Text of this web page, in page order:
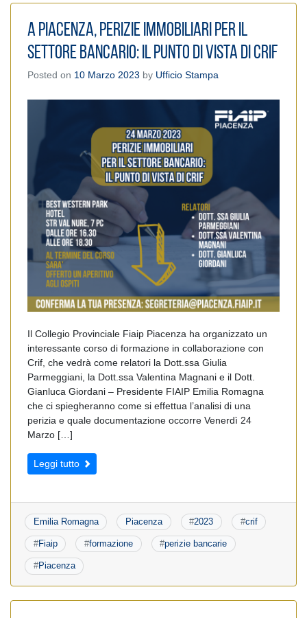
A Piacenza, perizie immobiliari per il
settore bancario: il punto di vista di Crif
Posted on 10 Marzo 2023 by Ufficio Stampa
Il Collegio Provinciale Fiaip Piacenza ha organizzato un
interessante corso di formazione in collaborazione con
Crif, che vedrà come relatori la Dott.ssa Giulia
Parmeggiani, la Dott.ssa Valentina Magnani e il Dott.
Gianluca Giordani – Presidente FIAIP Emilia Romagna
che ci spiegheranno come si effettua l’analisi di una
perizia e quale documentazione occorre Venerdì 24
Marzo […]
Leggi tutto
Emilia Romagna Piacenza #2023 #crif
#Fiaip #formazione #perizie bancarie
#Piacenza